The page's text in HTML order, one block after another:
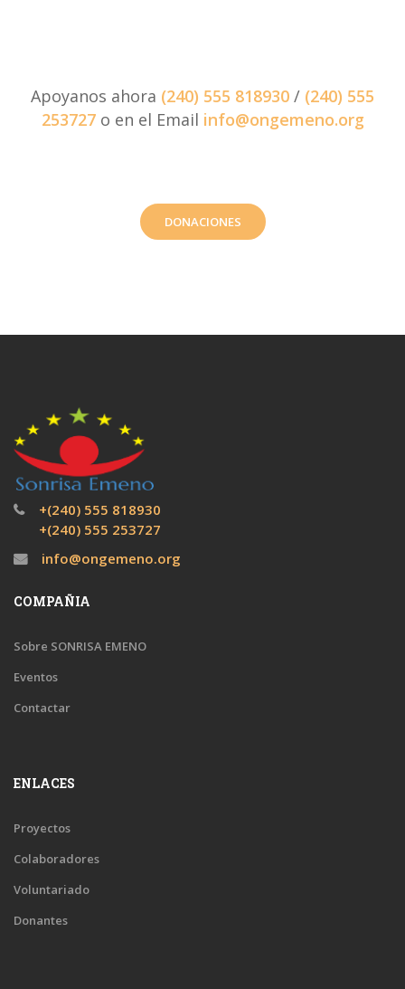
Apoyanos ahora (240) 555 818930 / (240) 555
253727o en el Email info@ongemeno.org
DONACIONES
+(240) 555 818930
+(240) 555 253727
info@ongemeno.org
COMPAÑIA
Sobre SONRISA EMENO
Eventos
Contactar
ENLACES
Proyectos
Colaboradores
Voluntariado
Donantes